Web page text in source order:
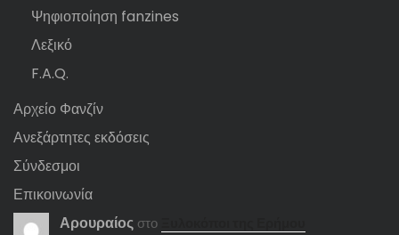
Ψηφιοποίηση fanzines
Λεξικό
F.A.Q.
Αρχείο Φανζίν
Ανεξάρτητες εκδόσεις
Σύνδεσμοι
Επικοινωνία
Αρουραίος στο